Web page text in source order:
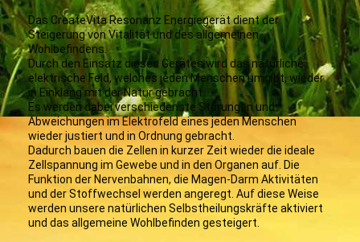
Das CreateVita Resonanz Energiegerät dient der
Steigerung von Vitalität und des allgemeinen
Wohlbefindens.
Durch den Einsatz dieses Gerätes wird das natürliche
elektrische Feld, welches jeden Menschen umgibt, wieder
in Einklang mit der Natur gebracht.
Es werden dabei verschiedenste Störungen und
Abweichungen im Elektrofeld eines jeden Menschen
wieder justiert und in Ordnung gebracht.
Dadurch bauen die Zellen in kurzer Zeit wieder die ideale
Zellspannung im Gewebe und in den Organen auf. Die
Funktion der Nervenbahnen, die Magen-Darm Aktivitäten
und der Stoffwechsel werden angeregt. Auf diese Weise
werden unsere natürlichen Selbstheilungskräfte aktiviert
und das allgemeine Wohlbefinden gesteigert.